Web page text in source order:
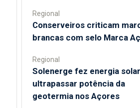
Regional
Conserveiros criticam
brancas com selo Marca
Regional
Solenerge fez energia solar
ultrapassar potência da
geotermia nos Açores